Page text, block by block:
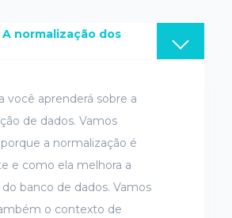
A normalização dos
você aprenderá sobre a
de dados. Vamos
a normalização é
e como ela melhora a
banco de dados. Vamos
o contexto de